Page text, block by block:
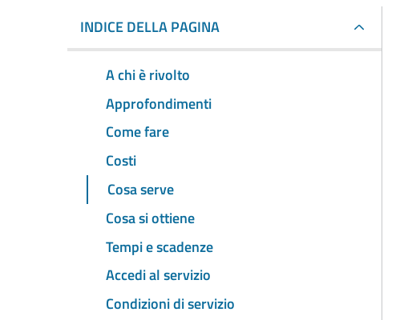
INDICE DELLA PAGINA
A chi è rivolto
Approfondimenti
Come fare
Costi
Cosa serve
Cosa si ottiene
Tempi e scadenze
Accedi al servizio
Condizioni di servizio